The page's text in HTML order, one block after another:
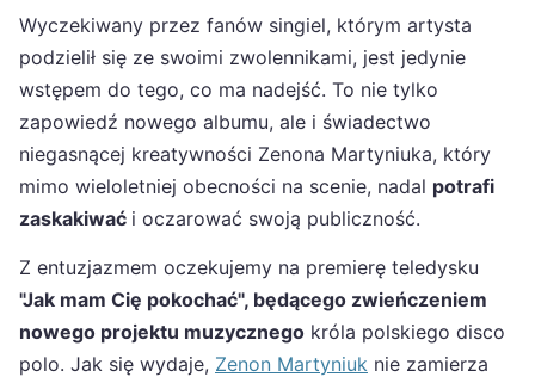
Wyczekiwany przez fanów singiel, którym artysta
podzielił się ze swoimi zwolennikami, jest jedynie
wstępem do tego, co ma nadejść. To nie tylko
zapowiedź nowego albumu, ale i świadectwo
niegasnącej kreatywności Zenona Martyniuka, który
mimo wieloletniej obecności na scenie, nadal potrafi
zaskakiwać i oczarować swoją publiczność.
Z entuzjazmem oczekujemy na premierę teledysku
"Jak mam Cię pokochać", będącego zwieńczeniem
nowego projektu muzycznego króla polskiego disco
polo. Jak się wydaje, Zenon Martyniuk nie zamierza